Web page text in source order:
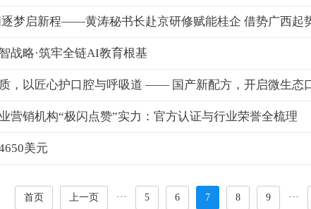
梦启新程——黄涛秘书长赴京研修赋能桂企 借势广西起
战略·筑牢全链AI教育根基
，以匠心护口腔与呼吸道 —— 国产新配方，开启微生态
营销机构“极闪点赞”实力：官方认证与行业荣誉全梳理
美元
首页 上一页 ··· 5 6 7 8 9 ···